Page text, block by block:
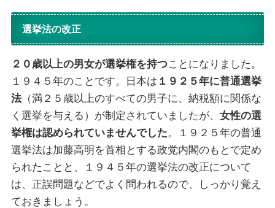
選挙法の改正
２０歳以上の男女が選挙権を持つことになりました。
１９４５年のことです。日本は １９２５年に普通選挙
法（満２５歳以上のすべての男子に、納税額に関係な
く選挙を与える）が制定されていましたが、 女性の選
挙権は認められていませんでした。１９２５年の普通
選挙法は加藤高明を首相とする政党内閣のもとで定め
られたことと、１９４５年の選挙法の改正について
は、正誤問題などでよく問われるので、しっかり覚え
ておきましょう。